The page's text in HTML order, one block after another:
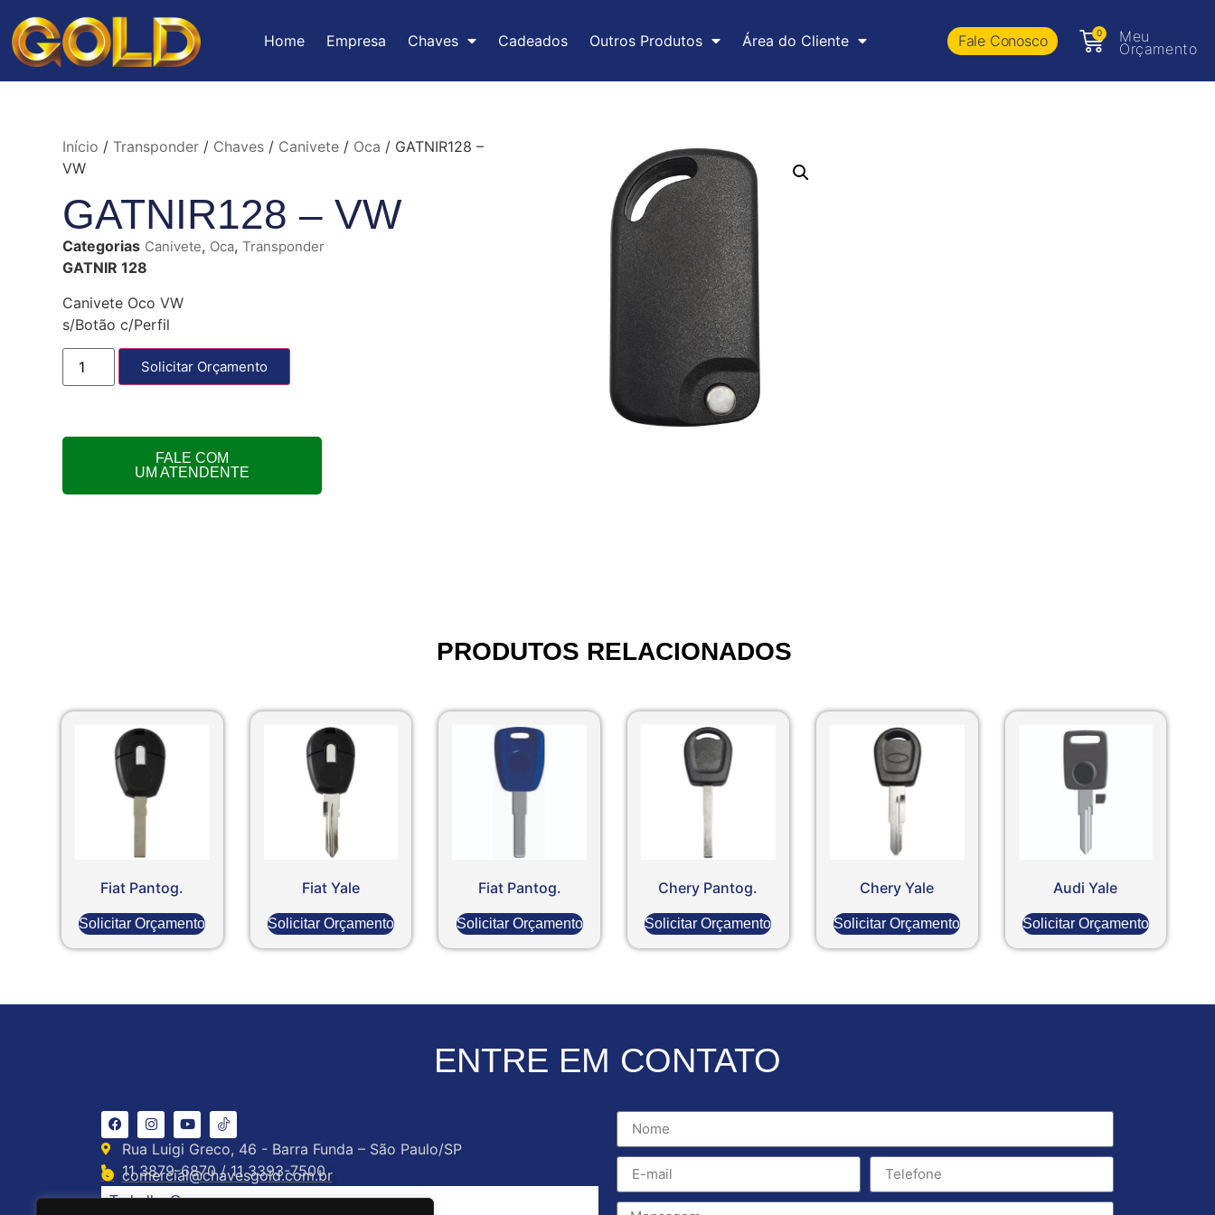
Home Empresa Chaves Cadeados Outros Produtos Área do Cliente Fale Conosco 0 Meu
Orçamento
Início / Transponder/ Chaves/ Canivete/ Oca / GATNIR128 –
VW
GATNIR128 – VW
Categorias Canivete, Oca, Transponder
GATNIR 128
Canivete Oco VW
s/Botão c/Perfil
Solicitar Orçamento
FALE COM
UM ATENDENTE
PRODUTOS RELACIONADOS
Fiat Pantog.
Solicitar Orçamento
Fiat Yale
Solicitar Orçamento
Fiat Pantog.
Solicitar Orçamento
Chery Pantog.
Solicitar Orçamento
Chery Yale
Solicitar Orçamento
Audi Yale
Solicitar Orçamento
ENTRE EM CONTATO
Rua Luigi Greco, 46 - Barra Funda – São Paulo/SP
11 3879-6870 / 11 3393-7500
comercial@chavesgold.com.br
Trabalhe Conosco